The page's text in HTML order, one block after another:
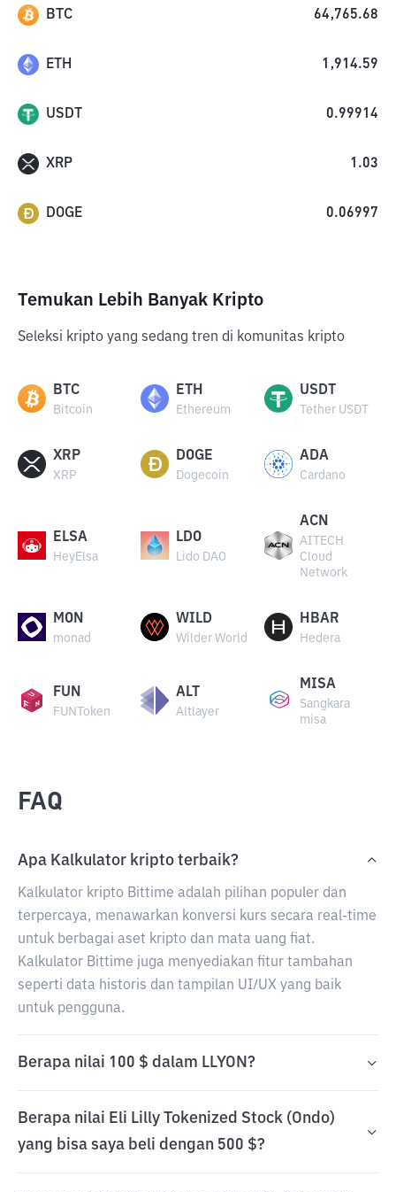
BTC 64,765.68
ETH 1,914.59
USDT 0.99914
XRP 1.03
DOGE 0.06997
Temukan Lebih Banyak Kripto
Seleksi kripto yang sedang tren di komunitas kripto
BTC
Bitcoin
ETH
Ethereum
USDT
Tether USDT
XRP
XRP
DOGE
Dogecoin
ADA
Cardano
ELSA
HeyElsa
LDO
Lido DAO
ACN
AITECH
Cloud
Network
MON
monad
WILD
Wilder World
HBAR
Hedera
FUN
FUNToken
ALT
Altlayer
MISA
Sangkara
misa
FAQ
Apa Kalkulator kripto terbaik?
Kalkulator kripto Bittime adalah pilihan populer dan
terpercaya, menawarkan konversi kurs secara real-time
untuk berbagai aset kripto dan mata uang fiat.
Kalkulator Bittime juga menyediakan fitur tambahan
seperti data historis dan tampilan UI/UX yang baik
untuk pengguna.
Berapa nilai 100 $ dalam LLYON?
Berapa nilai Eli Lilly Tokenized Stock (Ondo)
yang bisa saya beli dengan 500 $?